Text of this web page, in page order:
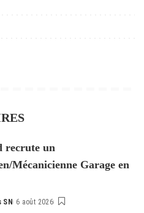
recrute un
Mécanicienne Garage en
SN 6 août 2026